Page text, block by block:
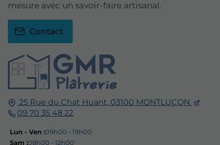
25 Rue du Chat Huant, 03100 MONTLUÇON
09 70 35 48 22
Lun - Ven :09h00 - 19h00
Sam :08h00 - 12h00
mesure avec un savoir-faire artisanal.
Contact